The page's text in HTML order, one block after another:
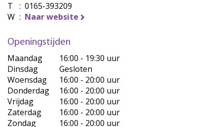
T : 0165-393209
W : Naar website
Openingstijden
Maandag
16:00 - 19:30 uur
Dinsdag
Gesloten
Woensdag
16:00 - 20:00 uur
Donderdag
16:00 - 20:00 uur
Vrijdag
16:00 - 20:00 uur
Zaterdag
16:00 - 20:00 uur
Zondag
16:00 - 20:00 uur